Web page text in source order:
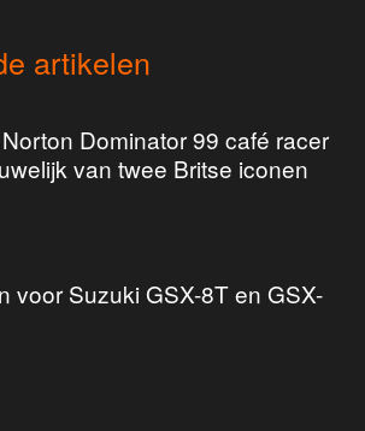
artikelen
Dominator 99 café racer
van twee Britse iconen
voor Suzuki GSX-8T en GSX-